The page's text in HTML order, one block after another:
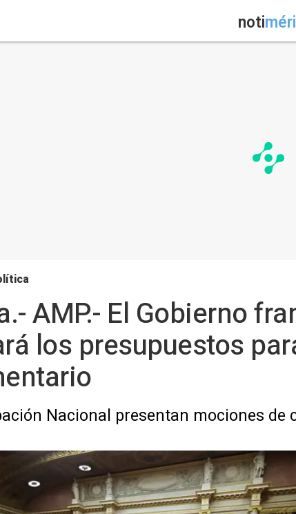
noti
AMP.- El Gobierno
los presupuestos
Nacional presentan mociones de